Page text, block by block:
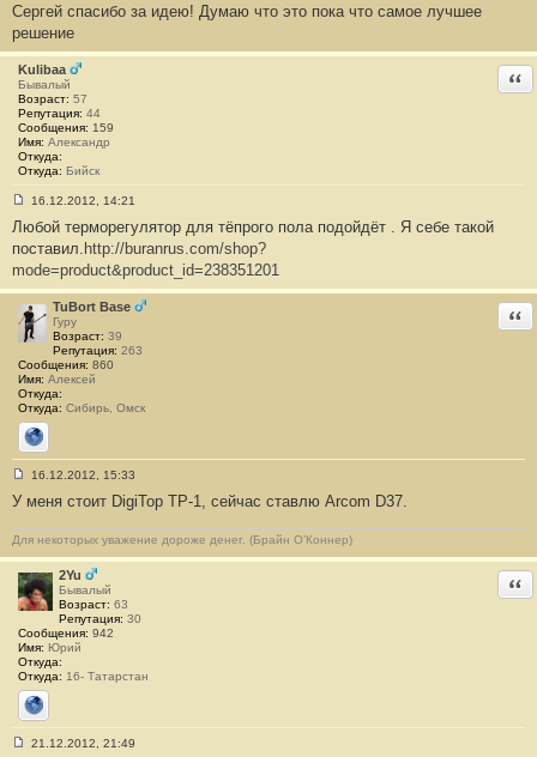
Сергей спасибо за идею! Думаю что это пока что самое лучшее
решение
Kulibaa
Бывалый
Возраст: 57
Репутация: 44
Сообщения: 159
Имя: Александр
Откуда:
Откуда: Бийск
о
б
щ
н
и
е
#
8
16.12.2012, 14:21
Любой терморегулятор для тёпрого пола подойдёт . Я себе такой
поставил. http://buranrus.com/shop?
mode=product&product_id=238351201
TuBort Base
Гуру
Возраст: 39
Репутация: 263
Сообщения: 860
Имя: Алексей
Откуда:
Откуда: Сибирь, Омск
Сайт
о
б
щ
е
н
и
е
#
1
9
16.12.2012, 15:33
У меня стоит DigiTop TP-1, сейчас ставлю Arcom D37.
Для некоторых уважение дороже денег. (Брайн О’Коннер)
2Yu
Бывалый
Возраст: 63
Репутация: 30
Сообщения: 942
Имя: Юрий
Откуда:
Откуда: 16- Татарстан
Сайт
21.12.2012, 21:49